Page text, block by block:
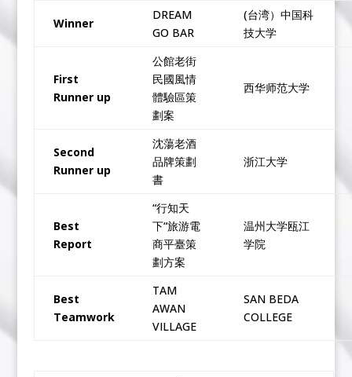
Winner
DREAM
GO BAR
(台湾）中国科
技大学
First
Runner up
公館老街
民國風情
體驗區策
劃案
西华师范大学
Second
Runner up
沈蕩老酒
品牌策劃
書
浙江大学
Best
Report
“行知天
下“旅游電
商平臺策
劃方案
温州大学瓯江
学院
Best
Teamwork
TAM
AWAN
VILLAGE
SAN BEDA
COLLEGE